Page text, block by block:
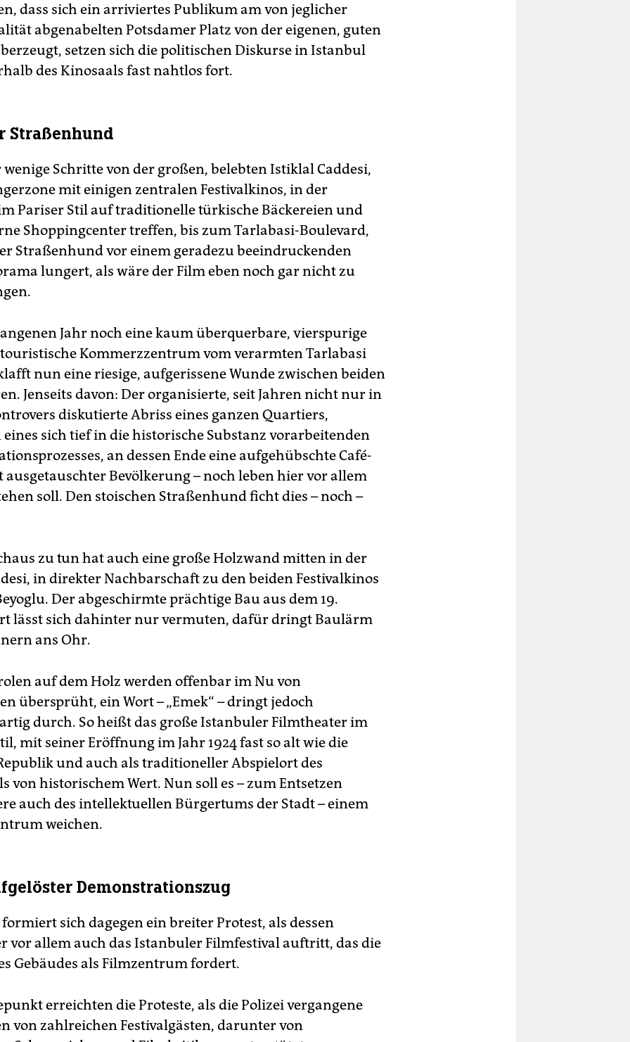
dass sich ein arriviertes Publikum am von jeglicher
abgenabelten Potsdamer Platz von der eigenen, guten
setzen sich die politischen Diskurse in Istanbul
des Kinosaals fast nahtlos fort.
Straßenhund
wenige Schritte von der großen, belebten Istiklal Caddesi,
mit einigen zentralen Festivalkinos, in der
Pariser Stil auf traditionelle türkische Bäckereien und
Shoppingcenter treffen, bis zum Tarlabasi-Boulevard,
Straßenhund vor einem geradezu beeindruckenden
lungert, als wäre der Film eben noch gar nicht zu
Jahr noch eine kaum überquerbare, vierspurige
touristische Kommerzzentrum vom verarmten Tarlabasi
nun eine riesige, aufgerissene Wunde zwischen beiden
Jenseits davon: Der organisierte, seit Jahren nicht nur in
diskutierte Abriss eines ganzen Quartiers,
sich tief in die historische Substanz vorarbeitenden
an dessen Ende eine aufgehübschte Café-
ausgetauschter Bevölkerung – noch leben hier vor allem
soll. Den stoischen Straßenhund ficht dies – noch –
zu tun hat auch eine große Holzwand mitten in der
in direkter Nachbarschaft zu den beiden Festivalkinos
Der abgeschirmte prächtige Bau aus dem 19.
lässt sich dahinter nur vermuten, dafür dringt Baulärm
ans Ohr.
auf dem Holz werden offenbar im Nu von
übersprüht, ein Wort – „Emek“ – dringt jedoch
durch. So heißt das große Istanbuler Filmtheater im
mit seiner Eröffnung im Jahr 1924 fast so alt wie die
und auch als traditioneller Abspielort des
von historischem Wert. Nun soll es – zum Entsetzen
auch des intellektuellen Bürgertums der Stadt – einem
weichen.
Demonstrationszug
formiert sich dagegen ein breiter Protest, als dessen
vor allem auch das Istanbuler Filmfestival auftritt, das die
Gebäudes als Filmzentrum fordert.
erreichten die Proteste, als die Polizei vergangene
von zahlreichen Festivalgästen, darunter von